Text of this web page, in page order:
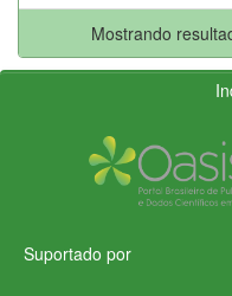
Mostrando
Suportado por